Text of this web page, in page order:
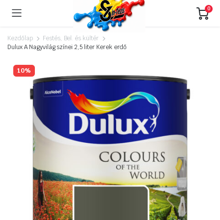
0
Kezdőlap
Festés, Bel. és kültér
Dulux A Nagyvilág színei 2,5 liter Kerek erdő
10%